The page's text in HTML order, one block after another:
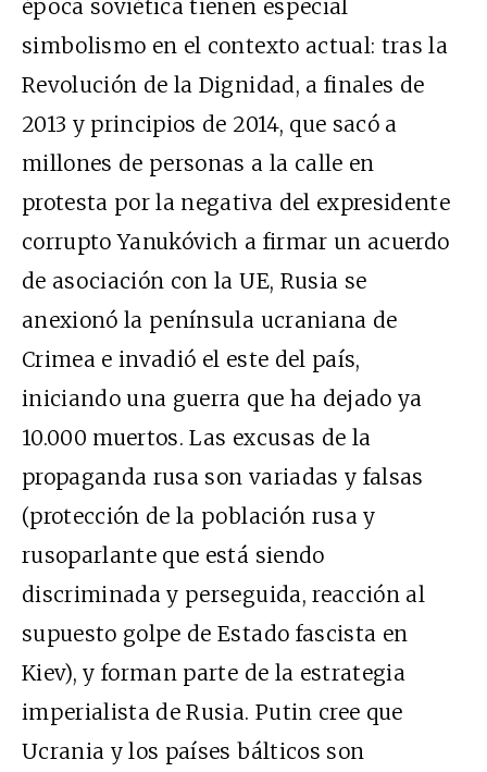
época soviética tienen especial
simbolismo en el contexto actual: tras la
Revolución de la Dignidad, a finales de
2013 y principios de 2014, que sacó a
millones de personas a la calle en
protesta por la negativa del expresidente
corrupto Yanukóvich a firmar un acuerdo
de asociación con la UE, Rusia se
anexionó la península ucraniana de
Crimea e invadió el este del país,
iniciando una guerra que ha dejado ya
10.000 muertos. Las excusas de la
propaganda rusa son variadas y falsas
(protección de la población rusa y
rusoparlante que está siendo
discriminada y perseguida, reacción al
supuesto golpe de Estado fascista en
Kiev), y forman parte de la estrategia
imperialista de Rusia. Putin cree que
Ucrania y los países bálticos son